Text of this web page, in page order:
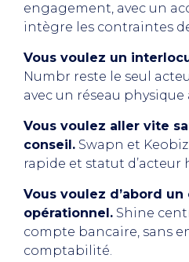
engagement, avec un
intègre les contraintes
Vous voulez un
Numbr reste le seul
avec un réseau physique
Vous voulez aller vite
conseil. Swapn et
rapide et statut d’acteur
Vous voulez d’abord
opérationnel. Shine
compte bancaire, sans
comptabilité.